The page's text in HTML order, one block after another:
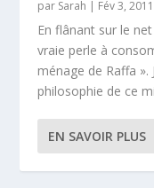
par Sarah | Fév 3, 2011
En flânant sur le
vraie perle à
ménage de Raffa ».
philosophie de ce
EN SAVOIR PLUS